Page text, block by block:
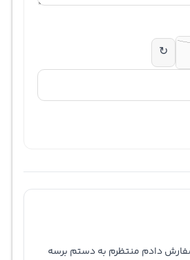
↻
دادم منتظرم به دستم برسه